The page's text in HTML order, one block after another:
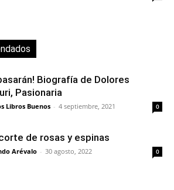
Biografía de Dolores
Pasionaria
Libros Buenos - 4 septiembre, 2021 0
de rosas y espinas
Arévalo - 30 agosto, 2022 0